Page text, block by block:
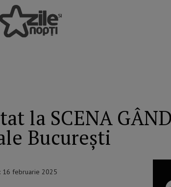
la SCENA
București
16 februarie 2025